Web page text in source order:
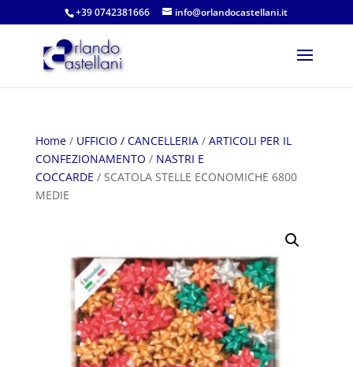
+39 0742381666 info@orlandocastellani.it
Home/ UFFICIO / CANCELLERIA/ ARTICOLI PER IL
CONFEZIONAMENTO / NASTRI E
COCCARDE / SCATOLA STELLE ECONOMICHE 6800
MEDIE